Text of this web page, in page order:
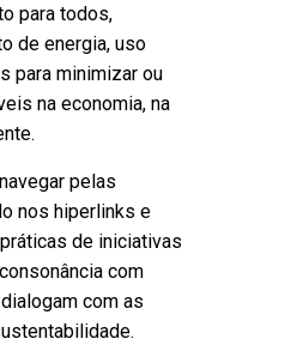
para todos,
de energia, uso
para minimizar ou
na economia, na
pelas
nos hiperlinks e
de iniciativas
com
com as